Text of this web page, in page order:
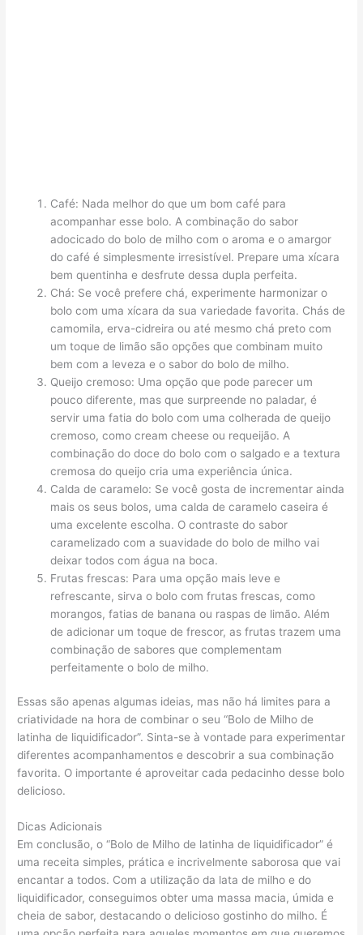
Café: Nada melhor do que um bom café para
acompanhar esse bolo. A combinação do sabor
adocicado do bolo de milho com o aroma e o amargor
do café é simplesmente irresistível. Prepare uma xícara
bem quentinha e desfrute dessa dupla perfeita.
Chá: Se você prefere chá, experimente harmonizar o
bolo com uma xícara da sua variedade favorita. Chás de
camomila, erva-cidreira ou até mesmo chá preto com
um toque de limão são opções que combinam muito
bem com a leveza e o sabor do bolo de milho.
Queijo cremoso: Uma opção que pode parecer um
pouco diferente, mas que surpreende no paladar, é
servir uma fatia do bolo com uma colherada de queijo
cremoso, como cream cheese ou requeijão. A
combinação do doce do bolo com o salgado e a textura
cremosa do queijo cria uma experiência única.
Calda de caramelo: Se você gosta de incrementar ainda
mais os seus bolos, uma calda de caramelo caseira é
uma excelente escolha. O contraste do sabor
caramelizado com a suavidade do bolo de milho vai
deixar todos com água na boca.
Frutas frescas: Para uma opção mais leve e
refrescante, sirva o bolo com frutas frescas, como
morangos, fatias de banana ou raspas de limão. Além
de adicionar um toque de frescor, as frutas trazem uma
combinação de sabores que complementam
perfeitamente o bolo de milho.
Essas são apenas algumas ideias, mas não há limites para a
criatividade na hora de combinar o seu “Bolo de Milho de
latinha de liquidificador”. Sinta-se à vontade para experimentar
diferentes acompanhamentos e descobrir a sua combinação
favorita. O importante é aproveitar cada pedacinho desse bolo
delicioso.
Dicas Adicionais
Em conclusão, o “Bolo de Milho de latinha de liquidificador” é
uma receita simples, prática e incrivelmente saborosa que vai
encantar a todos. Com a utilização da lata de milho e do
liquidificador, conseguimos obter uma massa macia, úmida e
cheia de sabor, destacando o delicioso gostinho do milho. É